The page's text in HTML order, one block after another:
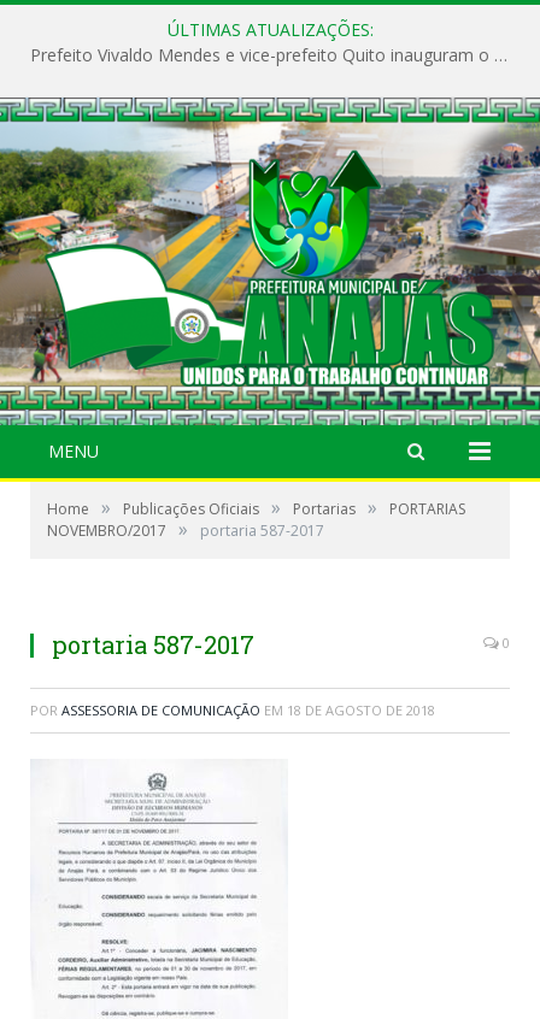
ÚLTIMAS ATUALIZAÇÕES:
Prefeito Vivaldo Mendes e vice-prefeito Quito inauguram o CAPS e fortalecem a saúde pública em Anajás.
MENU
Home » Publicações Oficiais » Portarias »
PORTARIAS
NOVEMBRO/2017
» portaria 587-2017
portaria 587-2017 0
POR ASSESSORIA DE COMUNICAÇÃO EM 18 DE AGOSTO DE 2018